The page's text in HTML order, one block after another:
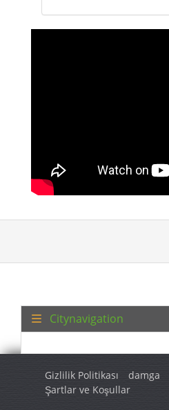
Citynavigation
Gizlilik Politikası damga
Şartlar ve Koşullar